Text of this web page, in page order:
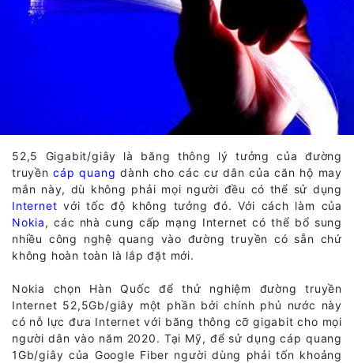
52,5 Gigabit/giây là băng thông lý tưởng của đường
truyềncáp quang dành cho các cư dân của căn hộ may
mắn này, dù không phải mọi người đều có thể sử dụng
Internet với tốc độ không tưởng đó. Với cách làm của
Nokia, các nhà cung cấp mạng Internet có thể bổ sung
nhiều công nghệ quang vào đường truyền có sẵn chứ
không hoàn toàn là lắp đặt mới.
Nokia chọn Hàn Quốc để thử nghiệm đường truyền
Internet 52,5Gb/giây một phần bởi chính phủ nước này
có nỗ lực đưa Internet với băng thông cỡ gigabit cho mọi
người dân vào năm 2020. Tại Mỹ, để sử dụng cáp quang
1Gb/giây của Google Fiber người dùng phải tốn khoảng